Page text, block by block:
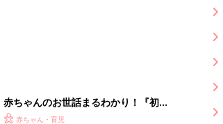
赤ちゃんのお世話まるわかり！『初め
てのひよこクラブ 夏号』〈巻頭大特
赤ちゃん・育児